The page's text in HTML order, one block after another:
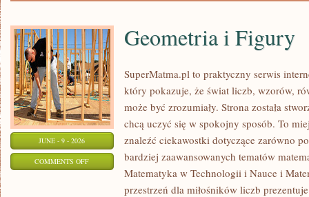
JUNE - 9 - 2026
COMMENTS OFFON
GEOMETRIA
Geometria i Figury
SuperMatma.pl to praktyczny serwis
który pokazuje, że świat liczb, wzorów,
może być zrozumiały. Strona została
chcą uczyć się w spokojny sposób. To
znaleźć ciekawostki dotyczące zarówno
bardziej zaawansowanych tematów
Matematyka w Technologii i Nauce i
przestrzeń dla miłośników liczb